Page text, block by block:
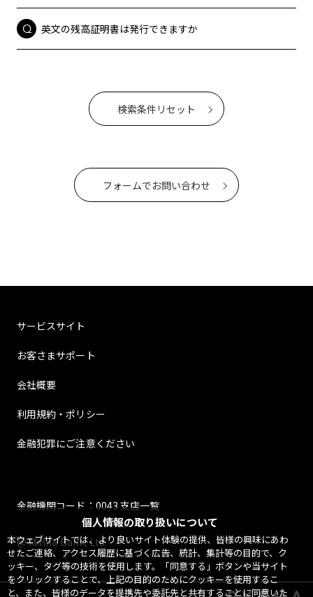
個人情報の取り扱いについて
本ウェブサイトでは、より良いサイト体験の提供、皆様の興味にあわ
せたご連絡、アクセス履歴に基づく広告、統計、集計等の目的で、ク
ッキー、タグ等の技術を使用します。「同意する」ボタンや当サイト
をクリックすることで、上記の目的のためにクッキーを使用するこ
と、また、皆様のデータを提携先や委託先と共有することに同意いた
英文の残高証明書は発行できますか
検索条件リセット
フォームでお問い合わせ
サービスサイト
お客さまサポート
会社概要
利用規約・ポリシー
金融犯罪にご注意ください
金融機関コード：0043 支店一覧
@ Minna Bank, Ltd.